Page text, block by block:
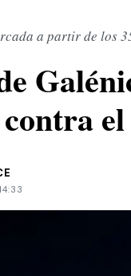
a partir de los